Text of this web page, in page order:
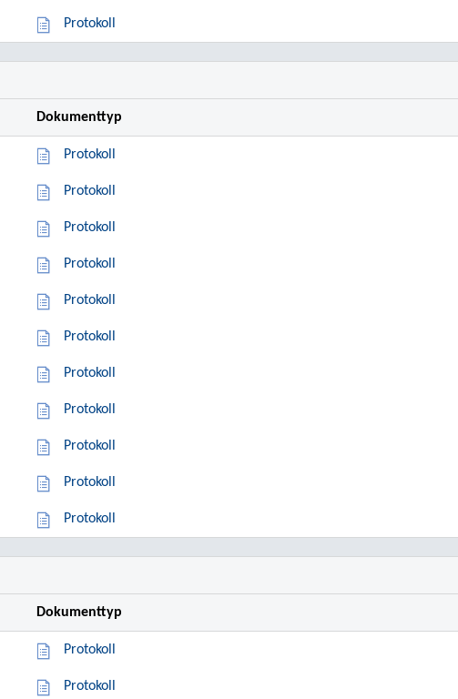
Protokoll
Dokumenttyp
Protokoll
Protokoll
Protokoll
Protokoll
Protokoll
Protokoll
Protokoll
Protokoll
Protokoll
Protokoll
Protokoll
Dokumenttyp
Protokoll
Protokoll